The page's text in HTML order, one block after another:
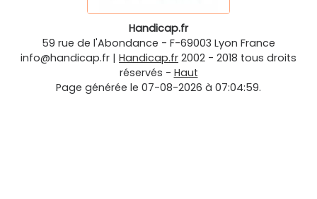
Handicap.fr
59 rue de l'Abondance - F-69003 Lyon France
info@handicap.fr | Handicap.fr 2002 - 2018 tous droits
réservés - Haut
Page générée le 07-08-2026 à 07:04:59.